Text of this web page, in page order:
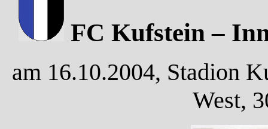
FC Kufstein –
am 16.10.2004, Stadion
West,